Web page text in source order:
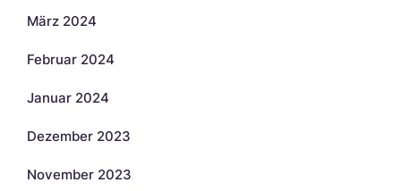
März 2024
Februar 2024
Januar 2024
Dezember 2023
November 2023